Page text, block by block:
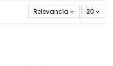
Relevancia 20